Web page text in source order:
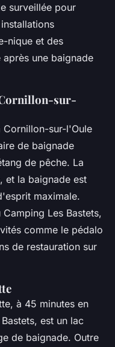
surveillée pour
nique et des
une baignade
Cornillon-sur-
Cornillon-sur-l'Oule
de baignade
de pêche. La
et la baignade est
maximale.
Les Bastets,
comme le pédalo
de restauration sur
à 45 minutes en
est un lac
de baignade. Outre